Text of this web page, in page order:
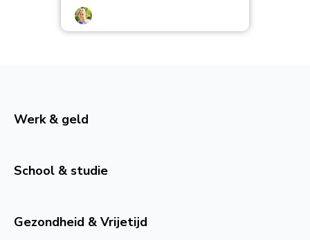
Werk & geld
School & studie
Gezondheid & Vrijetijd